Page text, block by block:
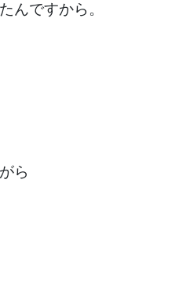
んですから。
ら